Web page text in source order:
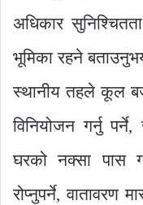
अधिकार
भूमिका रहने
स्थानीय तहले कूल
विनियोजन गर्नु
घरको नक्सा पास
रोप्नुपर्ने, वातावरण